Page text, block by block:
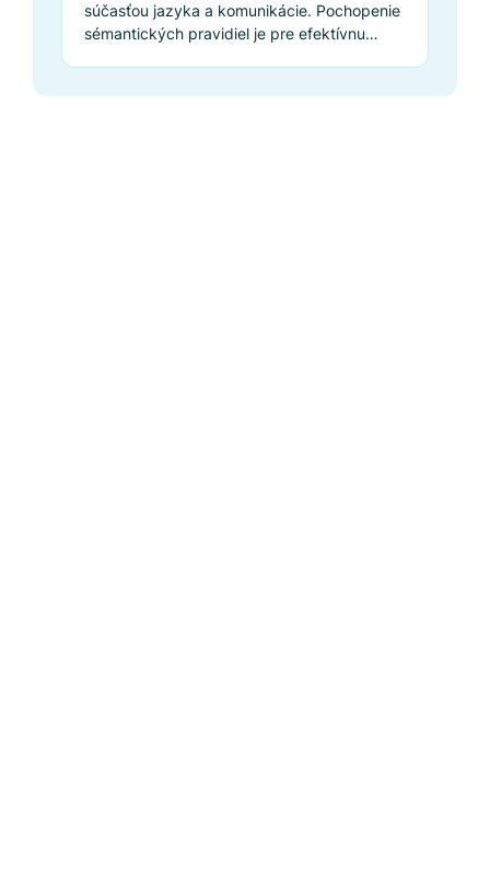
súčasťou jazyka a komunikácie. Pochopenie
sémantických pravidiel je pre efektívnu
zamýšľané.